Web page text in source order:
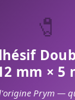
🧷
mm × 5
Prym —